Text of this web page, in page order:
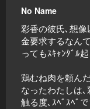
No Name
彩香の彼氏､想
金要求するなん
ってもｽｷｬﾝﾀﾞﾙ
鶏むね肉を頼ん
なったわたしは
触る度､ｽﾍﾞｽﾍﾞ